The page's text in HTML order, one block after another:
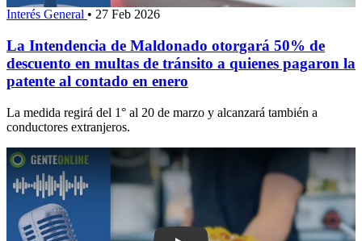
Interés General • 27 Feb 2026
La Intendencia de Maldonado otorgará 50% de
descuento en multas de tránsito a quienes pagaron la
patente al contado en enero
La medida regirá del 1° al 20 de marzo y alcanzará también a
conductores extranjeros.